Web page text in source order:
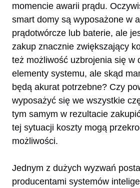
momencie awarii prądu.
smart domy są wyposażone w
prądotwórcze lub baterie, ale
zakup znacznie zwiększający
też możliwość uzbrojenia się w
elementy systemu, ale skąd
będą akurat potrzebne? Czy
wyposażyć się we wszystkie
tym samym w rezultacie
tej sytuacji koszty mogą
możliwości.
Jednym z dużych wyzwań
producentami systemów